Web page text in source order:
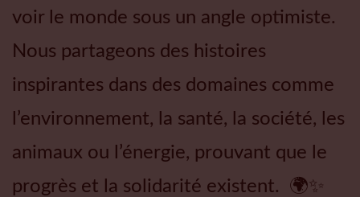
voir le monde sous un angle optimiste.
Nous partageons des histoires
inspirantes dans des domaines comme
l’environnement, la santé, la société, les
animaux ou l’énergie, prouvant que le
progrès et la solidarité existent. 🌍✨